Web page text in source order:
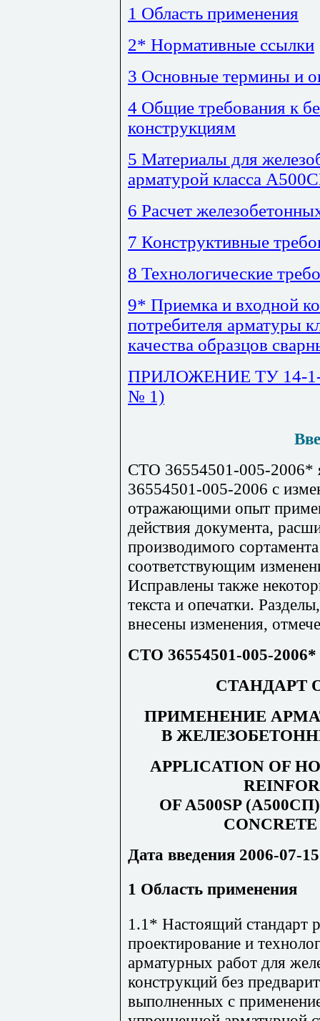
1 Область применения
2* Нормативные ссылки
3 Основные термины и
4 Общие требования к
конструкциям
5 Материалы для
арматурой класса
6 Расчет
7 Конструктивные
8 Технологические
9* Приемка и входной
потребителя арматуры
качества образцов
ПРИЛОЖЕНИЕ ТУ 14-1-
№ 1)
СТО 36554501-005-2006*
36554501-005-2006 с
отражающими опыт
действия документа,
производимого
соответствующим
Исправлены также
текста и опечатки.
внесены изменения,
СТО 36554501-005-2006*
СТАНДАРТ
ПРИМЕНЕНИЕ
В
APPLICATION OF
OF A500SP (А500СП
Дата введения 2006-07-15
1 Область применения
1.1* Настоящий стандарт
проектирование и
арматурных работ для
конструкций без
выполненных с